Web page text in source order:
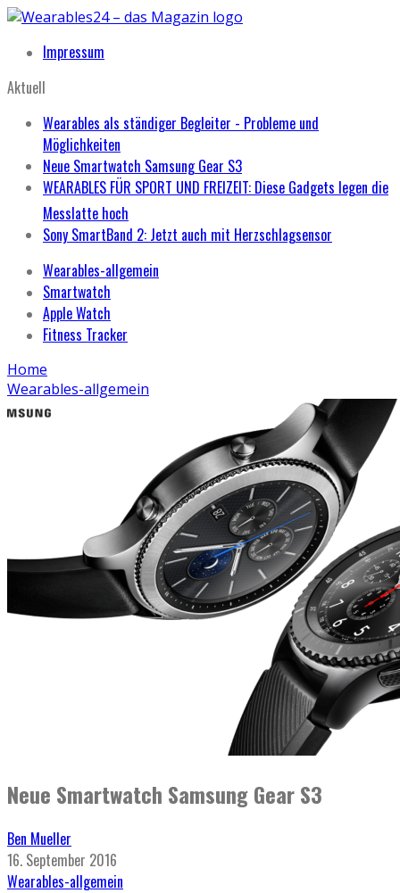
Impressum
Aktuell
Wearables als ständiger Begleiter - Probleme und
Möglichkeiten
Neue Smartwatch Samsung Gear S3
WEARABLES FÜR SPORT UND FREIZEIT: Diese Gadgets legen die
Messlatte hoch
Sony SmartBand 2: Jetzt auch mit Herzschlagsensor
Wearables-allgemein
Smartwatch
Apple Watch
Fitness Tracker
Home
Wearables-allgemein
Neue Smartwatch Samsung Gear S3
Ben Mueller
16. September 2016
Wearables-allgemein